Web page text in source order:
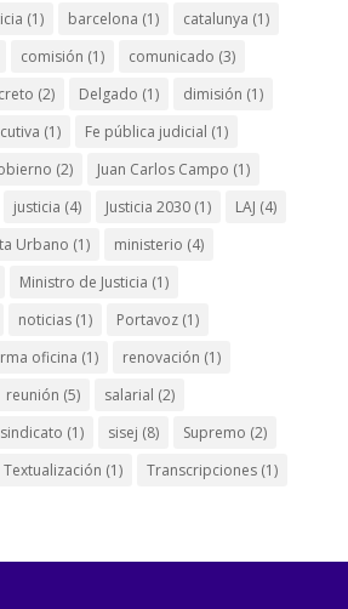
(1) barcelona (1) catalunya (1)
comisión (1) comunicado (3)
(2) Delgado (1) dimisión (1)
(1) Fe pública judicial (1)
(2) Juan Carlos Campo (1)
justicia (4) Justicia 2030(1) LAJ (4)
Urbano (1) ministerio (4)
Ministro de Justicia (1)
noticias(1) Portavoz(1)
oficina (1) renovación (1)
reunión (5) salarial (2)
sindicato (1) sisej (8) Supremo (2)
Textualización (1) Transcripciones(1)